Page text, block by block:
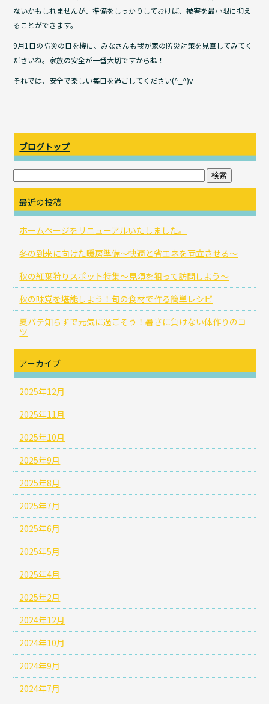
ないかもしれませんが、準備をしっかりしておけば、被害を最小限に抑え
ることができます。
9月1日の防災の日を機に、みなさんも我が家の防災対策を見直してみてく
ださいね。家族の安全が一番大切ですからね！
それでは、安全で楽しい毎日を過ごしてください(^_^)v
ブログトップ
最近の投稿
ホームページをリニューアルいたしました。
冬の到来に向けた暖房準備～快適と省エネを両立させる～
秋の紅葉狩りスポット特集～見頃を狙って訪問しよう～
秋の味覚を堪能しよう！旬の食材で作る簡単レシピ
夏バテ知らずで元気に過ごそう！暑さに負けない体作りのコ
ツ
アーカイブ
2025年12月
2025年11月
2025年10月
2025年9月
2025年8月
2025年7月
2025年6月
2025年5月
2025年4月
2025年2月
2024年12月
2024年10月
2024年9月
2024年7月